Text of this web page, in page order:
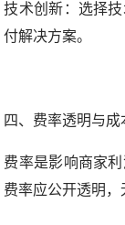
技术创新：选择
付解决方案。
四、费率透明与成
费率是影响商家
费率应公开透明，